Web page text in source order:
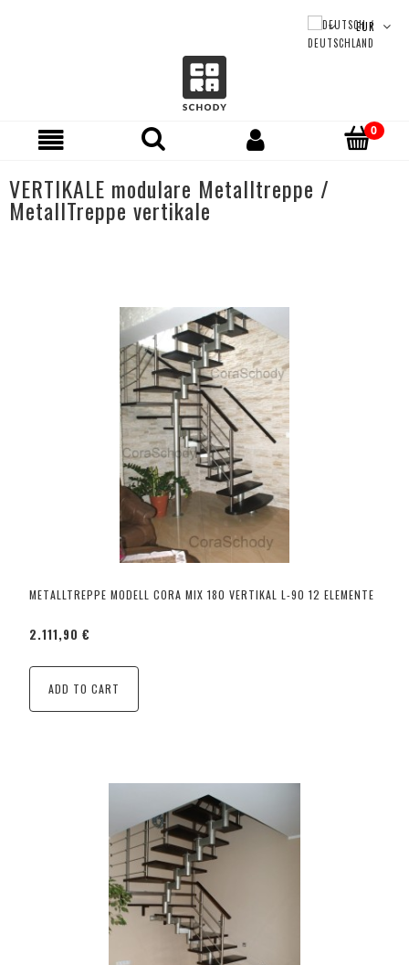
VERTIKALE modulare Metalltreppe /
MetallTreppe vertikale
METALLTREPPE MODELL CORA MIX 180 VERTIKAL L-90 12 ELEMENTE
2.111,90 €
ADD TO CART